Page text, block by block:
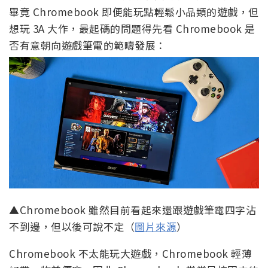
畢竟 Chromebook 即便能玩點輕鬆小品類的遊戲，但
想玩 3A 大作，最起碼的問題得先看 Chromebook 是
否有意朝向遊戲筆電的範疇發展：
▲Chromebook 雖然目前看起來還跟遊戲筆電四字沾
不到邊，但以後可說不定（圖片來源）
Chromebook 不太能玩大遊戲，Chromebook 輕薄